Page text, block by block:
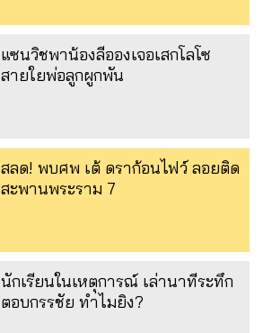
แซนวิชพาน้องลีอองเจอเสกโลโซ
สายใยพ่อลูกผูกพัน
สลด! พบศพ เต้ ดราก้อนไฟว์ ลอยติด
สะพานพระราม 7
นักเรียนในเหตุการณ์ เล่านาทีระทึก
ตอบกรรชัย ทำไมยิง?